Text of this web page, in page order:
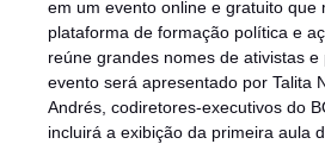
em um evento online e gratuito que
plataforma de formação política e
reúne grandes nomes de ativistas e
evento será apresentado por Talita
Andrés, codiretores-executivos do
incluirá a exibição da primeira aula